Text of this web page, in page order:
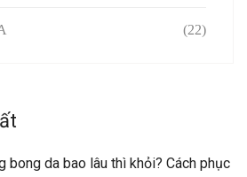
(22)
bong da bao lâu thì khỏi? Cách phục